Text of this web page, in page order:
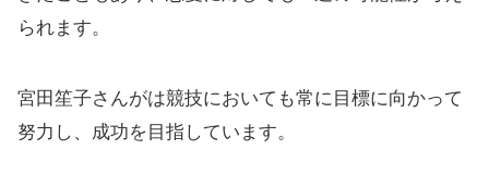
られます。
宮田笙子さんがは競技においても常に目標に向かって
努力し、成功を目指しています。